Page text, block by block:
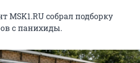
MSK1.RU собрал подборку
с панихиды.